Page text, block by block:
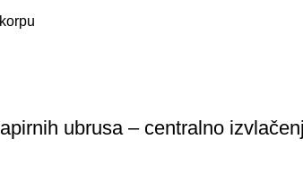
ubrusa – centralno